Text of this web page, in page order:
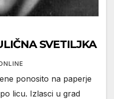
SVETILJKA
ponosito na paperje
licu. Izlasci u grad